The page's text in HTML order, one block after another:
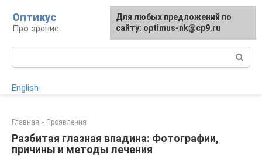
контенту
Оптикус
Про зрение
English
Главная » Проявления
Разбитая глазная впадина: Фотографии,
причины и методы лечения
Для любых предложений по
сайту: optimus-nk@cp9.ru